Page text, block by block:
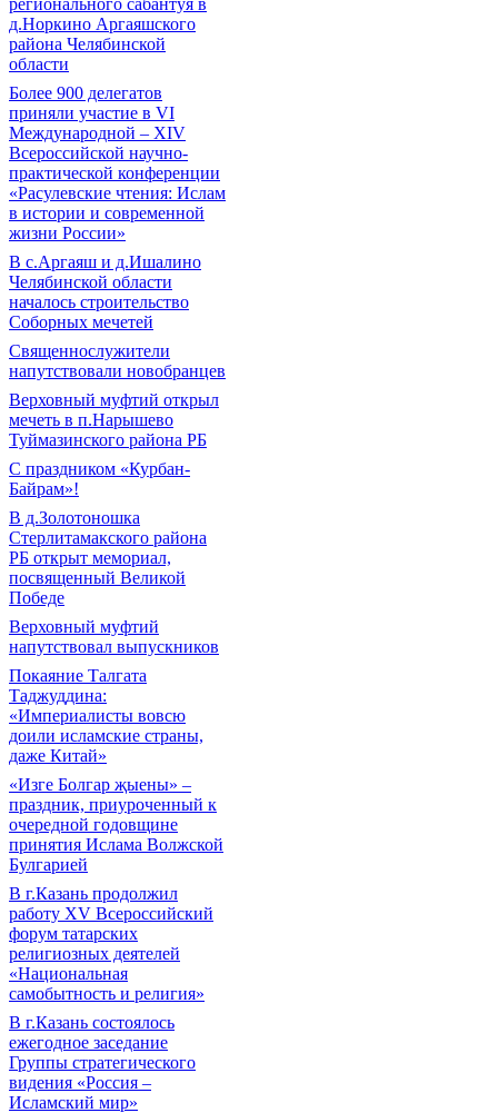
регионального сабантуя в
д.Норкино Аргаяшского
района Челябинской
области
Более 900 делегатов
приняли участие в VI
Международной – ХIV
Всероссийской научно-
практической конференции
«Расулевские чтения: Ислам
в истории и современной
жизни России»
В с.Аргаяш и д.Ишалино
Челябинской области
началось строительство
Соборных мечетей
Священнослужители
напутствовали новобранцев
Верховный муфтий открыл
мечеть в п.Нарышево
Туймазинского района РБ
С праздником «Курбан-
Байрам»!
В д.Золотоношка
Стерлитамакского района
РБ открыт мемориал,
посвященный Великой
Победе
Верховный муфтий
напутствовал выпускников
Покаяние Талгата
Таджуддина:
«Империалисты вовсю
доили исламские страны,
даже Китай»
«Изге Болгар җыены» –
праздник, приуроченный к
очередной годовщине
принятия Ислама Волжской
Булгарией
В г.Казань продолжил
работу XV Всероссийский
форум татарских
религиозных деятелей
«Национальная
самобытность и религия»
В г.Казань состоялось
ежегодное заседание
Группы стратегического
видения «Россия –
Исламский мир»